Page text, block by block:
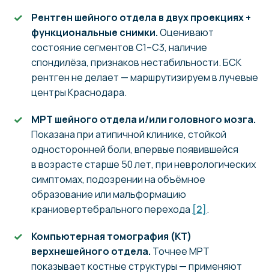
Рентген шейного отдела в двух проекциях +
функциональные снимки.Оценивают
состояние сегментов С1–С3, наличие
спондилёза, признаков нестабильности. БСК
рентген не делает — маршрутизируем в лучевые
центры Краснодара.
МРТ шейного отдела и/или головного мозга.
Показана при атипичной клинике, стойкой
односторонней боли, впервые появившейся
в возрасте старше 50 лет, при неврологических
симптомах, подозрении на объёмное
образование или мальформацию
краниовертебрального перехода [2] .
Компьютерная томография (КТ)
верхнешейного отдела. Точнее МРТ
показывает костные структуры — применяют